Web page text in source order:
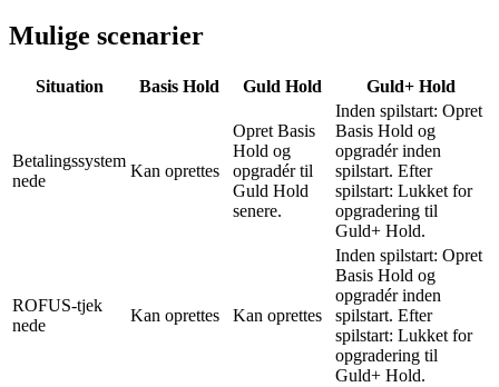
Mulige scenarier
Situation Basis Hold Guld Hold Guld+ Hold
Betalingssystem
nede
Kan oprettes
Opret Basis
Hold og
opgradér til
Guld Hold
senere.
Inden spilstart: Opret
Basis Hold og
opgradér inden
spilstart. Efter
spilstart: Lukket for
opgradering til
Guld+ Hold.
ROFUS-tjek
nede
Kan oprettes Kan oprettes
Inden spilstart: Opret
Basis Hold og
opgradér inden
spilstart. Efter
spilstart: Lukket for
opgradering til
Guld+ Hold.